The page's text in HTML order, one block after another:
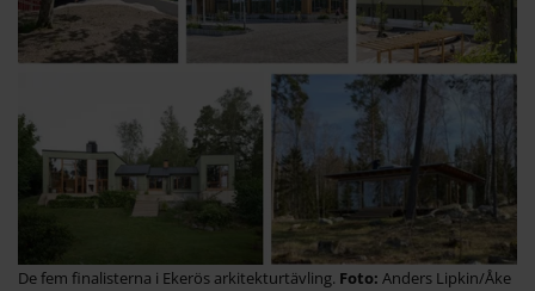
De fem finalisterna i Ekerös arkitekturtävling.
Anders Lipkin/Åke